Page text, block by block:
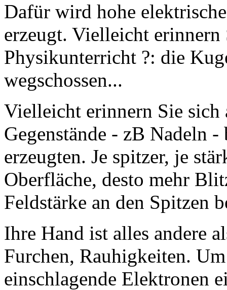
Dafür wird hohe
erzeugt. Vielleicht erinnern
Physikunterricht ?: die
wegschossen...
Vielleicht erinnern Sie sich
Gegenstände - zB Nadeln
erzeugten. Je spitzer, je
Oberfläche, desto mehr
Feldstärke an den Spitzen
Ihre Hand ist alles andere
Furchen, Rauhigkeiten.
einschlagende Elektronen